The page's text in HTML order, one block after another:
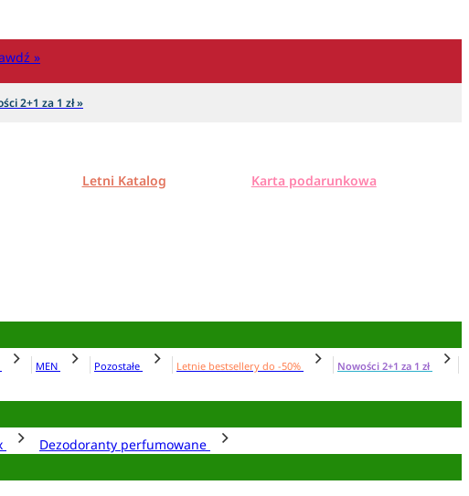
»
2+1 za 1 zł »
Letni Katalog Karta podarunkowa
MEN Pozostałe Letnie bestsellery do -50%
Nowości 2+1 za 1 zł
Dezodoranty perfumowane